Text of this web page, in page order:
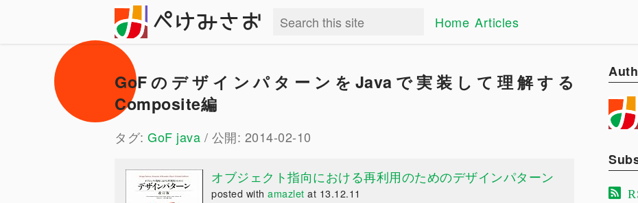
ぺけみさお Home Articles
GoFのデザインパターンをJavaで実装して理解する
Composite編
タグ: GoF java / 公開: 2014-02-10
オブジェクト指向における再利用のためのデザインパターン
posted with amazlet at 13.12.11